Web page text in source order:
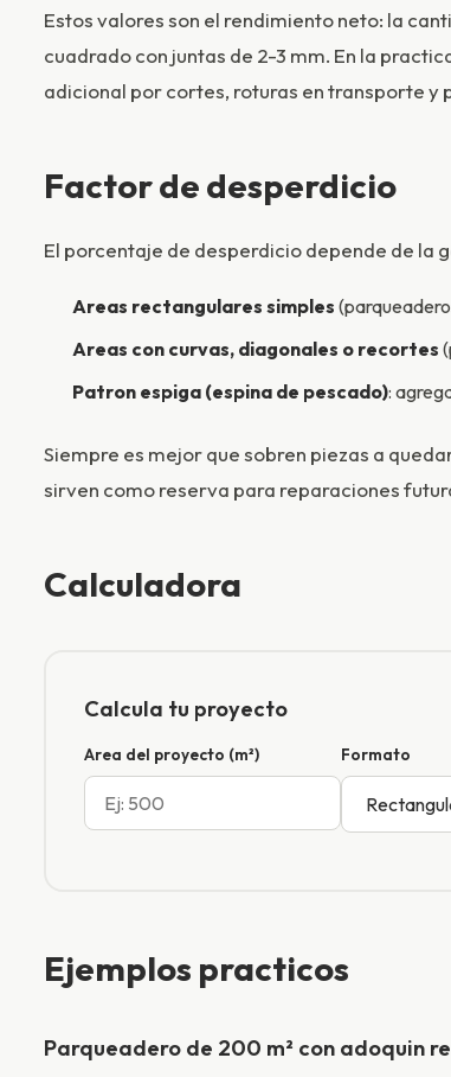
Estos valores son el rendimiento neto: la
cuadrado con juntas de 2-3 mm. En la
adicional por cortes, roturas en transporte y
Factor de desperdicio
El porcentaje de desperdicio depende de la
Areas rectangulares simples
Areas con curvas, diagonales o recortes
Patron espiga (espina de pescado):
Siempre es mejor que sobren piezas a
sirven como reserva para reparaciones
Calculadora
Calcula tu proyecto
Area del proyecto (m²) Formato
Ejemplos practicos
Parqueadero de 200 m² con adoquin